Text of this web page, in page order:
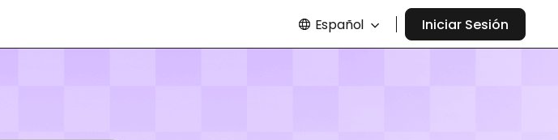
Español Iniciar Sesión